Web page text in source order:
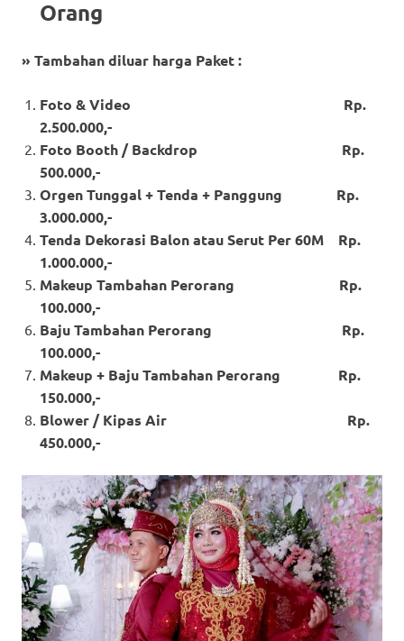
Orang
» Tambahan diluar harga Paket :
Foto & Video Rp.
2.500.000,-
Foto Booth / Backdrop Rp.
500.000,-
Orgen Tunggal + Tenda + Panggung Rp.
3.000.000,-
Tenda Dekorasi Balon atau Serut Per 60M Rp.
1.000.000,-
Makeup Tambahan Perorang Rp.
100.000,-
Baju Tambahan Perorang Rp.
100.000,-
Makeup + Baju Tambahan Perorang Rp.
150.000,-
Blower / Kipas Air Rp.
450.000,-